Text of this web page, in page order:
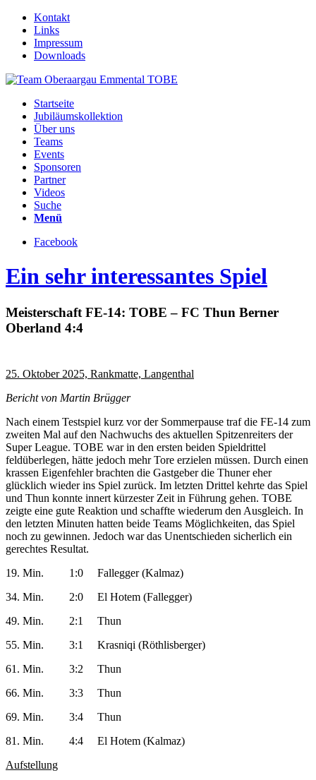
Kontakt
Links
Impressum
Downloads
Startseite
Jubiläumskollektion
Über uns
Teams
Events
Sponsoren
Partner
Videos
Suche
Menü
Facebook
Ein sehr interessantes Spiel
Meisterschaft FE-14: TOBE – FC Thun Berner
Oberland 4:4
25. Oktober 2025, Rankmatte, Langenthal
Bericht von Martin Brügger
Nach einem Testspiel kurz vor der Sommerpause traf die FE-14 zum
zweiten Mal auf den Nachwuchs des aktuellen Spitzenreiters der
Super League. TOBE war in den ersten beiden Spieldrittel
feldüberlegen, hätte jedoch mehr Tore erzielen müssen. Durch einen
krassen Eigenfehler brachten die Gastgeber die Thuner eher
glücklich wieder ins Spiel zurück. Im letzten Drittel kehrte das Spiel
und Thun konnte innert kürzester Zeit in Führung gehen. TOBE
zeigte eine gute Reaktion und schaffte wiederum den Ausgleich. In
den letzten Minuten hatten beide Teams Möglichkeiten, das Spiel
noch zu gewinnen. Jedoch war das Unentschieden sicherlich ein
gerechtes Resultat.
19. Min. 1:0 Fallegger (Kalmaz)
34. Min. 2:0 El Hotem (Fallegger)
49. Min. 2:1 Thun
55. Min. 3:1 Krasniqi (Röthlisberger)
61. Min. 3:2 Thun
66. Min. 3:3 Thun
69. Min. 3:4 Thun
81. Min. 4:4 El Hotem (Kalmaz)
Aufstellung